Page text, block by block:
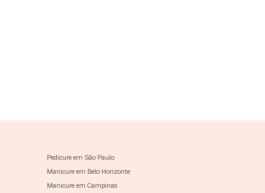
Pedicure em São Paulo
Manicure em Belo Horizonte
Manicure em Campinas